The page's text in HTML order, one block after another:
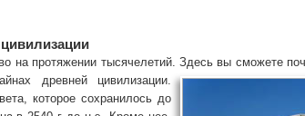
на протяжении тысячелетий. Здесь вы сможете
древней цивилизации.
которое сохранилось до